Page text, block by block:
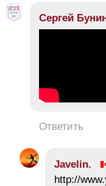
Сергей
Ответить
Javelin.
http://